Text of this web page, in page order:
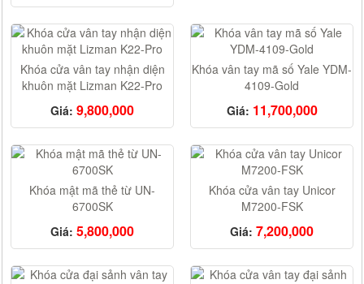
Khóa cửa vân tay nhận diện
khuôn mặt Lizman K22-Pro
Giá: 9,800,000
Khóa vân tay mã số Yale YDM-
4109-Gold
Giá: 11,700,000
Khóa mật mã thẻ từ UN-
6700SK
Giá: 5,800,000
Khóa cửa vân tay Unicor
M7200-FSK
Giá: 7,200,000